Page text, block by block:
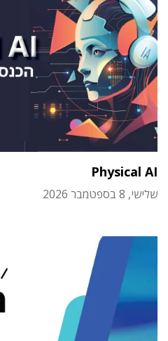
Physical AI
שלישי, 8 בספטמבר 2026